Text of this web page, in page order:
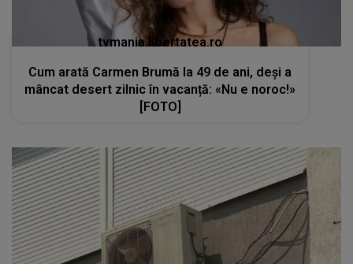
tvmania.libertatea.ro
Cum arată Carmen Brumă la 49 de ani, deși a
mâncat desert zilnic în vacanță: «Nu e noroc!»
[FOTO]